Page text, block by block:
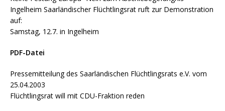
Ingelheim Saarländischer Flüchtlingsrat ruft zur Demonstration
auf:
Samstag, 12.7. in Ingelheim
PDF-Datei
Pressemitteilung des Saarländischen Flüchtlingsrats e.V. vom
25.04.2003
Flüchtlingsrat will mit CDU-Fraktion reden